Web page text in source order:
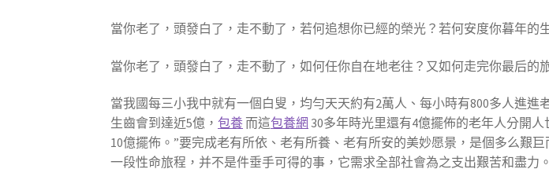
當你老了，頭發白了，走不動了，若何追想你已經的榮光？若何安度你暮年的
當你老了，頭發白了，走不動了，如何任你自在地老往？又如何走完你最后的
當我國每三小我中就有一個白叟，均勻天天約有2萬人、每小時有800多人進進
生齒會到達近5億，包養 而這包養網 30多年時光里還有4億擺佈的老年人分開
10億擺佈。”要完成老有所依、老有所養、老有所安的美妙愿景，是個多么艱
一段性命旅程，并不是件垂手可得的事，它需求全部社會為之支出艱苦和盡力。